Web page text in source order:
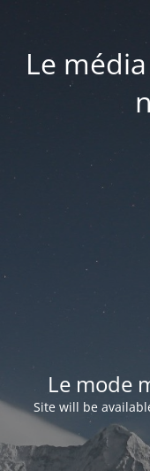
Le
Le mode
Site will be